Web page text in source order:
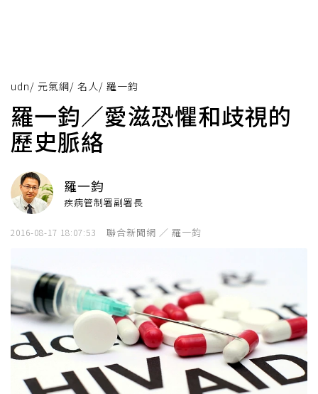
udn/ 元氣網/ 名人/ 羅一鈞
羅一鈞／愛滋恐懼和歧視的
歷史脈絡
羅一鈞
疾病管制署副署長
2016-08-17 18:07:53 聯合新聞網 ／ 羅一鈞